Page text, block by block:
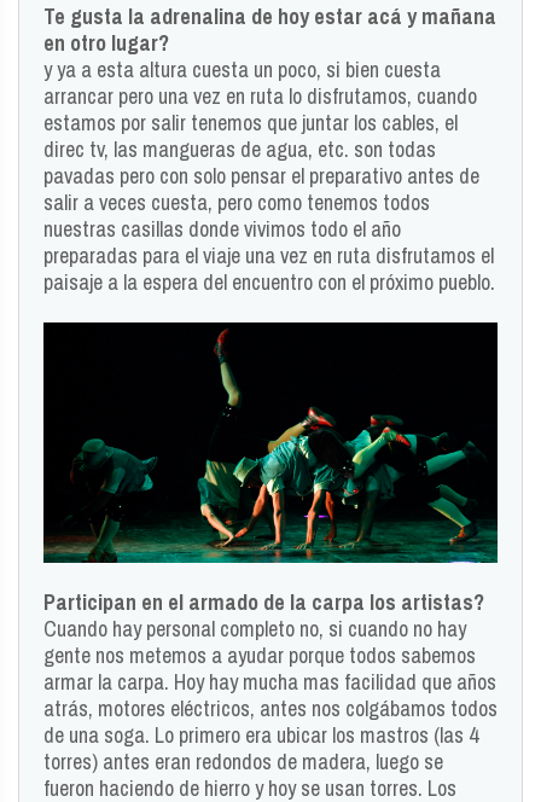
Te gusta la adrenalina de hoy estar acá y mañana
en otro lugar?
y ya a esta altura cuesta un poco, si bien cuesta
arrancar pero una vez en ruta lo disfrutamos, cuando
estamos por salir tenemos que juntar los cables, el
direc tv, las mangueras de agua, etc. son todas
pavadas pero con solo pensar el preparativo antes de
salir a veces cuesta, pero como tenemos todos
nuestras casillas donde vivimos todo el año
preparadas para el viaje una vez en ruta disfrutamos el
paisaje a la espera del encuentro con el próximo pueblo.
Participan en el armado de la carpa los artistas?
Cuando hay personal completo no, si cuando no hay
gente nos metemos a ayudar porque todos sabemos
armar la carpa. Hoy hay mucha mas facilidad que años
atrás, motores eléctricos, antes nos colgábamos todos
de una soga. Lo primero era ubicar los mastros (las 4
torres) antes eran redondos de madera, luego se
fueron haciendo de hierro y hoy se usan torres. Los